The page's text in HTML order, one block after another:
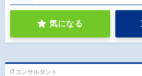
気になる
ITコンサルタント